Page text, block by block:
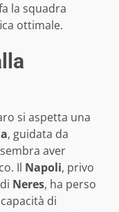
la squadra
ottimale.
si aspetta una
, guidata da
aver
Il Napoli, privo
Neres, ha perso
di